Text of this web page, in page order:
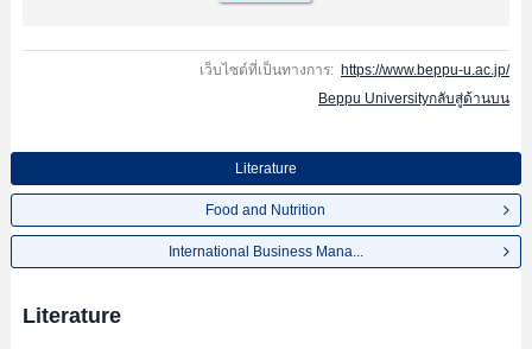
เว็บไซต์ที่เป็นทางการ: https://www.beppu-u.ac.jp/
Beppu Universityกลับสู่ด้านบน
Literature
Food and Nutrition
International Business Mana...
Literature